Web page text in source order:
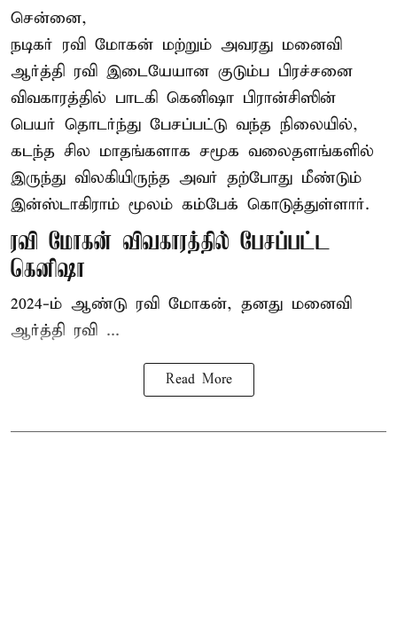
சென்னை,
நடிகர் ரவி மோகன் மற்றும் அவரது மனைவி
ஆர்த்தி ரவி இடையேயான குடும்ப பிரச்சனை
விவகாரத்தில் பாடகி கெனிஷா பிரான்சிஸின்
பெயர் தொடர்ந்து பேசப்பட்டு வந்த நிலையில்,
கடந்த சில மாதங்களாக சமூக வலைதளங்களில்
இருந்து விலகியிருந்த அவர் தற்போது மீண்டும்
இன்ஸ்டாகிராம் மூலம் கம்பேக் கொடுத்துள்ளார்.
ரவி மோகன் விவகாரத்தில் பேசப்பட்ட
கெனிஷா
2024-ம் ஆண்டு ரவி மோகன், தனது மனைவி
ஆர்த்தி ரவி ...
Read More